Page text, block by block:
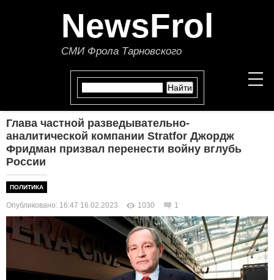
NewsFrol
СМИ Фрола Тарновского
НОВОСТИ
ЭКОНОМИКА
В МИРЕ
ОБЩЕСТВО
Глава частной разведывательно-
аналитической компании Stratfor Джордж
Фридман призвал перенести войну вглубь
России
ПОЛИТИКА
Опубликовано: 16:47 16.02.2023 1030 1